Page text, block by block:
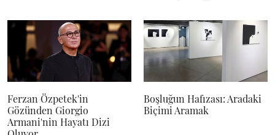
Ferzan Özpetek'in
Gözünden Giorgio
Armani'nin Hayatı Dizi
Boşluğun Hafızası: Aradaki
Biçimi Aramak